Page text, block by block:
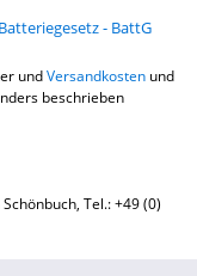
Batteriegesetz - BattG
undVersandkostenund
beschrieben
Tel.: +49 (0)